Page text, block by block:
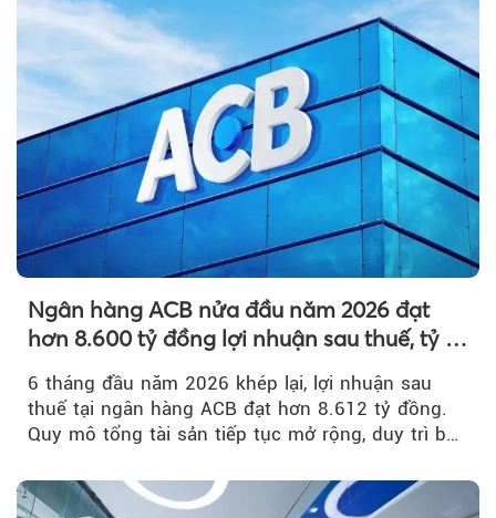
Ngân hàng ACB nửa đầu năm 2026 đạt
hơn 8.600 tỷ đồng lợi nhuận sau thuế, tỷ lệ
6 tháng đầu năm 2026 khép lại, lợi nhuận sau
thuế tại ngân hàng ACB đạt hơn 8.612 tỷ đồng.
Quy mô tổng tài sản tiếp tục mở rộng, duy trì bộ